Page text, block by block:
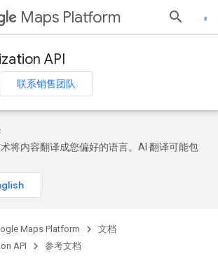
Maps Platform
API
联系销售团队
将内容翻译成您偏好的语言。AI 翻译可能包
Maps Platform
文档
API
参考文档